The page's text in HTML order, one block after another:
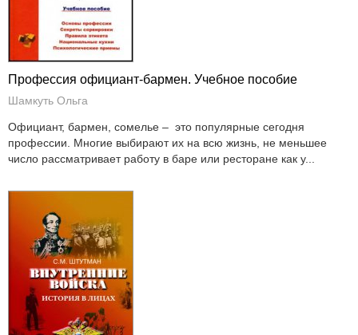
Профессия официант-бармен. Учебное пособие
Шамкуть Ольга
Официант, бармен, сомелье – это популярные сегодня
профессии. Многие выбирают их на всю жизнь, не меньшее
число рассматривает работу в баре или ресторане как у...